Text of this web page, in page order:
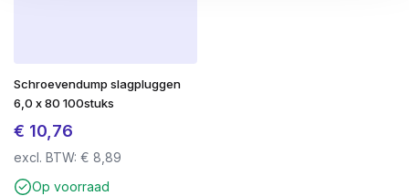
Schroevendump slagpluggen
6,0 x 80 100stuks
€ 10,76
excl. BTW: € 8,89
Op voorraad